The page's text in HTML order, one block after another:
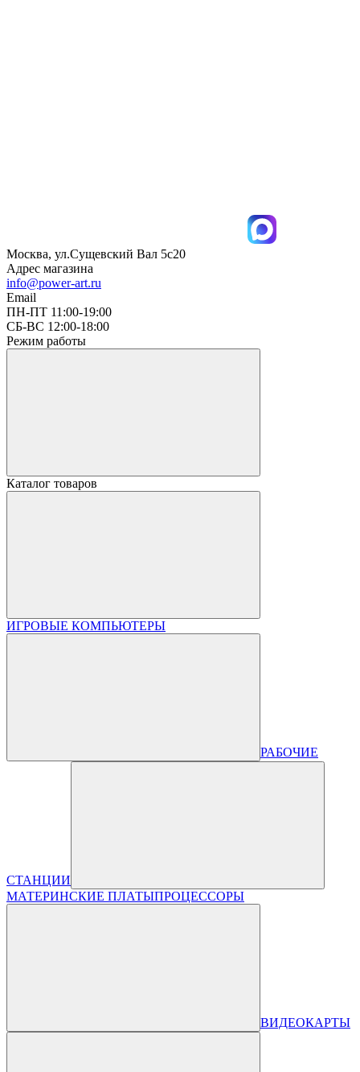
Москва, ул.Сущевский Вал 5с20
Адрес магазина
info@power-art.ru
Email
ПН-ПТ 11:00-19:00
СБ-ВС 12:00-18:00
Режим работы
Каталог товаров
ИГРОВЫЕ КОМПЬЮТЕРЫ
РАБОЧИЕ
СТАНЦИИ
МАТЕРИНСКИЕ ПЛАТЫПРОЦЕССОРЫ
ВИДЕОКАРТЫ